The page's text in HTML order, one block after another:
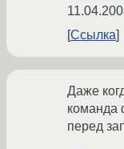
Ссылка
Даже
команда
перед